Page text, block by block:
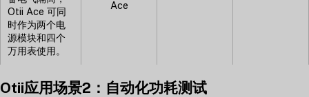
Otii Ace 可同
时作为两个电
源模块和四个
万用表使用。
Ace
Otii应用场景2：自动化功耗测试